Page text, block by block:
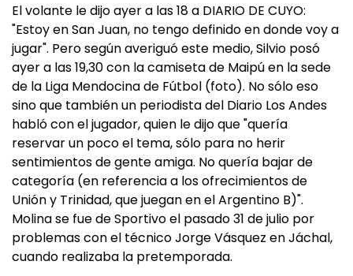
El volante le dijo ayer a las 18 a DIARIO DE CUYO:
"Estoy en San Juan, no tengo definido en donde voy a
jugar". Pero según averiguó este medio, Silvio posó
ayer a las 19,30 con la camiseta de Maipú en la sede
de la Liga Mendocina de Fútbol (foto). No sólo eso
sino que también un periodista del Diario Los Andes
habló con el jugador, quien le dijo que "quería
reservar un poco el tema, sólo para no herir
sentimientos de gente amiga. No quería bajar de
categoría (en referencia a los ofrecimientos de
Unión y Trinidad, que juegan en el Argentino B)".
Molina se fue de Sportivo el pasado 31 de julio por
problemas con el técnico Jorge Vásquez en Jáchal,
cuando realizaba la pretemporada.